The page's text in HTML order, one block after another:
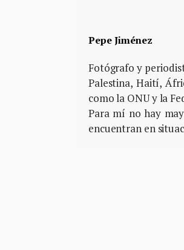
Pepe Jiménez
Fotógrafo y
Palestina, Haití,
como la ONU y la
Para mí no hay
encuentran en